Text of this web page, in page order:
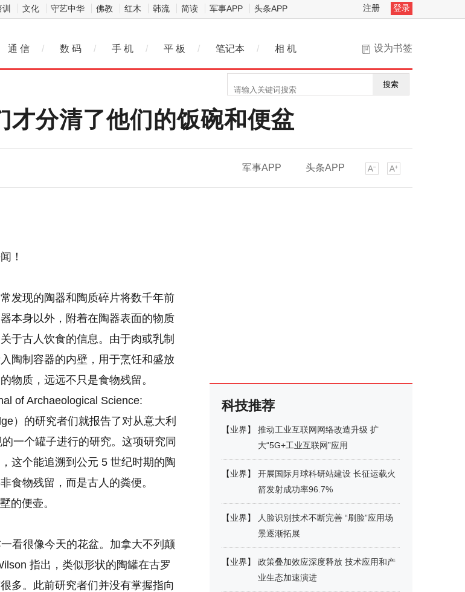
文化 守艺中华 佛教 红木 韩流 简读 军事APP 头条APP 注册 登录
设为书签
通 信 / 数 码 / 手 机 / 平 板 / 笔记本 / 相 机
搜索
才分清了他们的饭碗和便盆
军事APP 头条APP
！
发现的陶器和陶质碎片将数千年前
本身以外，附着在陶器表面的物质
于古人饮食的信息。由于肉或乳制
陶制容器的内壁，用于烹饪和盛放
物质，远远不只是食物残留。
of Archaeological Science:
）的研究者们就报告了对从意大利
一个罐子进行的研究。这项研究同
这个能追溯到公元 5 世纪时期的陶
食物残留，而是古人的粪便。
的便壶。
看很像今天的花盆。加拿大不列颠
指出，类似形状的陶罐在古罗
多。此前研究者们并没有掌握指向
科技推荐
【业界】
推动工业互联网网络改造升级 扩
大“5G+工业互联网”应用
【业界】
开展国际月球科研站建设 长征运载火
箭发射成功率96.7%
【业界】
人脸识别技术不断完善 “刷脸”应用场
景逐渐拓展
【业界】
政策叠加效应深度释放 技术应用和产
业生态加速演进